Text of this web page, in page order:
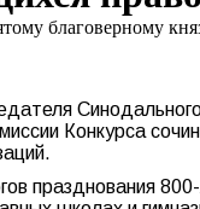
благоверному
Конкурса
празднования